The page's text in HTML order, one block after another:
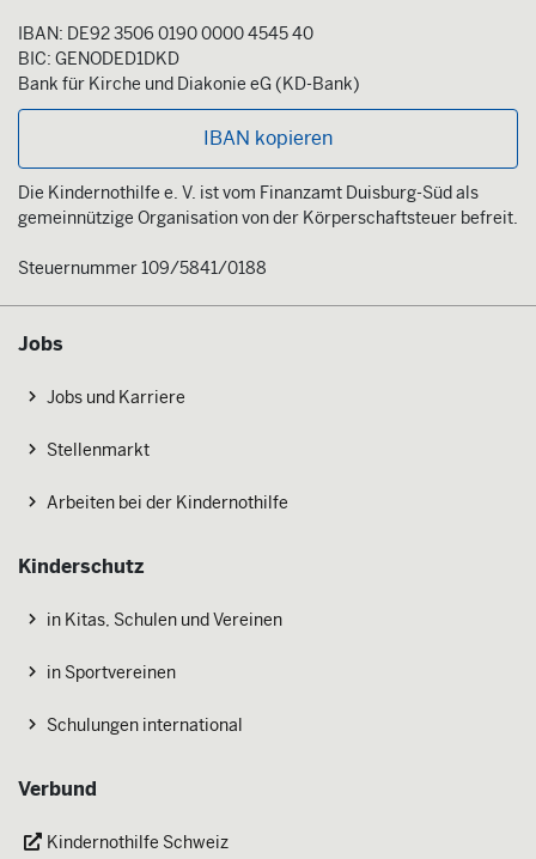
IBAN: DE92 3506 0190 0000 4545 40
BIC: GENODED1DKD
Bank für Kirche und Diakonie eG (KD-Bank)
IBAN kopieren
Die Kindernothilfe e. V. ist vom Finanzamt Duisburg-Süd als
gemeinnützige Organisation von der Körperschaftsteuer befreit.
Steuernummer 109/5841/0188
Jobs
Jobs und Karriere
Stellenmarkt
Arbeiten bei der Kindernothilfe
Kinderschutz
in Kitas, Schulen und Vereinen
in Sportvereinen
Schulungen international
Verbund
Kindernothilfe Schweiz